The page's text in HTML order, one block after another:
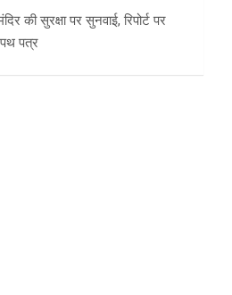
की सुरक्षा पर सुनवाई, रिपोर्ट पर
पत्र